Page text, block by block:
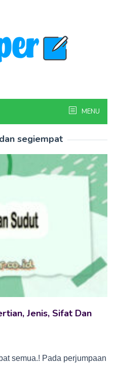
MENU
segiempat
Jenis, Sifat Dan
semua.! Pada perjumpaan